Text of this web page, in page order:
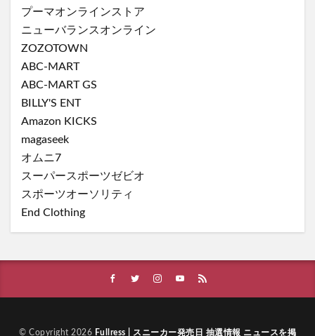
プーマオンラインストア
ニューバランスオンライン
ZOZOTOWN
ABC-MART
ABC-MART GS
BILLY'S ENT
Amazon KICKS
magaseek
オムニ7
スーパースポーツゼビオ
スポーツオーソリティ
End Clothing
© Copyright 2026 Fullress | スニーカー発売日 抽選情報 ニュースを掲